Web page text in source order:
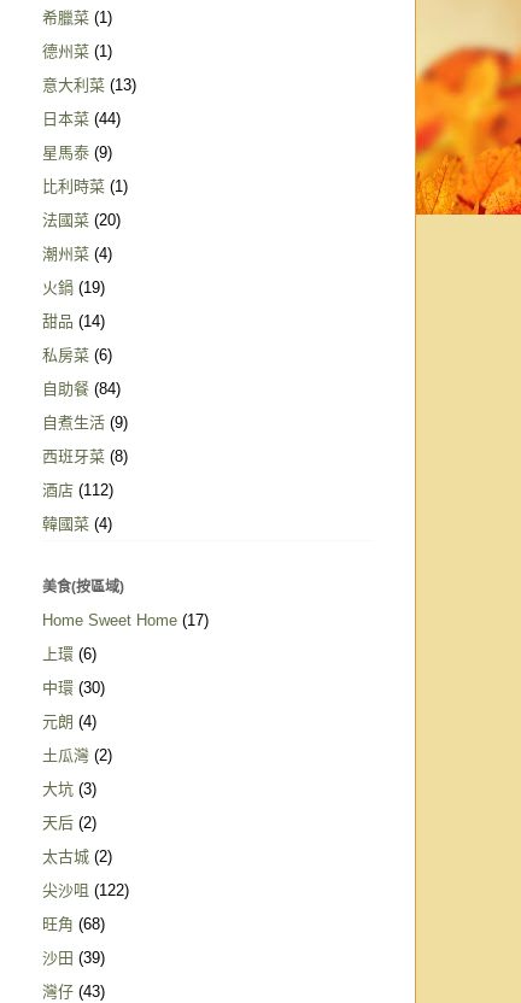
希臘菜 (1)
德州菜 (1)
意大利菜 (13)
日本菜 (44)
星馬泰 (9)
比利時菜 (1)
法國菜 (20)
潮州菜 (4)
火鍋 (19)
甜品 (14)
私房菜 (6)
自助餐 (84)
自煮生活 (9)
西班牙菜 (8)
酒店 (112)
韓國菜 (4)
美食(按區域)
Home Sweet Home (17)
上環 (6)
中環 (30)
元朗 (4)
土瓜灣 (2)
大坑 (3)
天后 (2)
太古城 (2)
尖沙咀 (122)
旺角 (68)
沙田 (39)
灣仔 (43)